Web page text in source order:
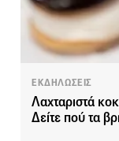
ΕΚΔΗΛΩΣΕΙΣ
Λαχταριστά
Δείτε πού τα